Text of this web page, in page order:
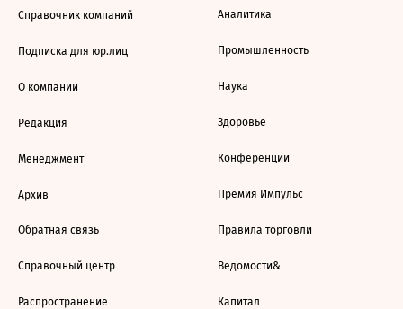
Справочник компаний
Подписка для юр.лиц
О компании
Редакция
Менеджмент
Архив
Обратная связь
Справочный центр
Распространение
Аналитика
Промышленность
Наука
Здоровье
Конференции
Премия Импульс
Правила торговли
Ведомости&
Капитал